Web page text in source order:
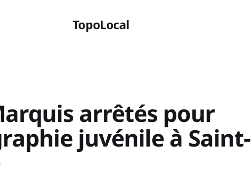
TopoLocal
arrêtés pour
juvénile à Saint-